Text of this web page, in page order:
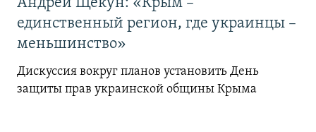
единственный регион, где украинцы –
меньшинство»
Дискуссия вокруг планов установить День
защиты прав украинской общины Крыма